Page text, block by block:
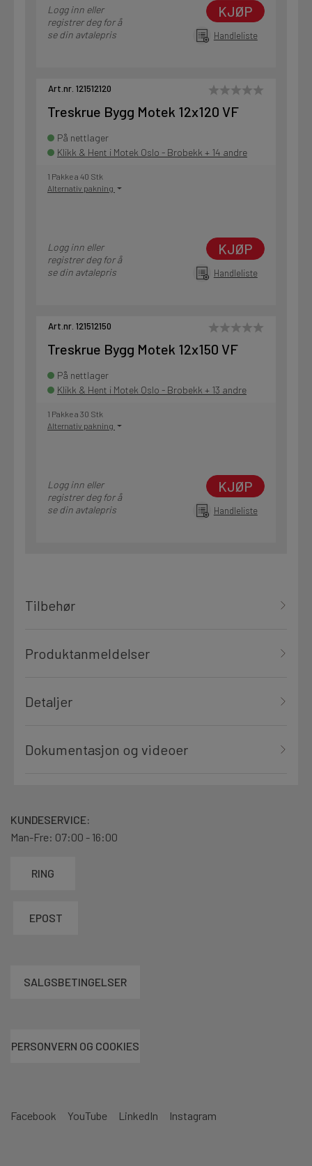
Logg inn eller
registrer deg for å
se din avtalepris
KJØP
Handleliste
Art.nr. 121512120
Treskrue Bygg Motek 12x120 VF
På nettlager
Klikk & Hent i Motek Oslo - Brobekk + 14 andre
1 Pakke a 40 Stk
Alternativ pakning
Logg inn eller
registrer deg for å
se din avtalepris
KJØP
Handleliste
Art.nr. 121512150
Treskrue Bygg Motek 12x150 VF
På nettlager
Klikk & Hent i Motek Oslo - Brobekk + 13 andre
1 Pakke a 30 Stk
Alternativ pakning
Logg inn eller
registrer deg for å
se din avtalepris
KJØP
Handleliste
Tilbehør
Produktanmeldelser
Detaljer
Dokumentasjon og videoer
Facebook YouTube LinkedIn Instagram
KUNDESERVICE:
Man-Fre: 07:00 - 16:00
RING
EPOST
SALGSBETINGELSER
PERSONVERN OG COOKIES